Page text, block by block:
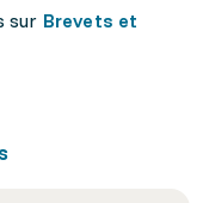
sur Brevets et